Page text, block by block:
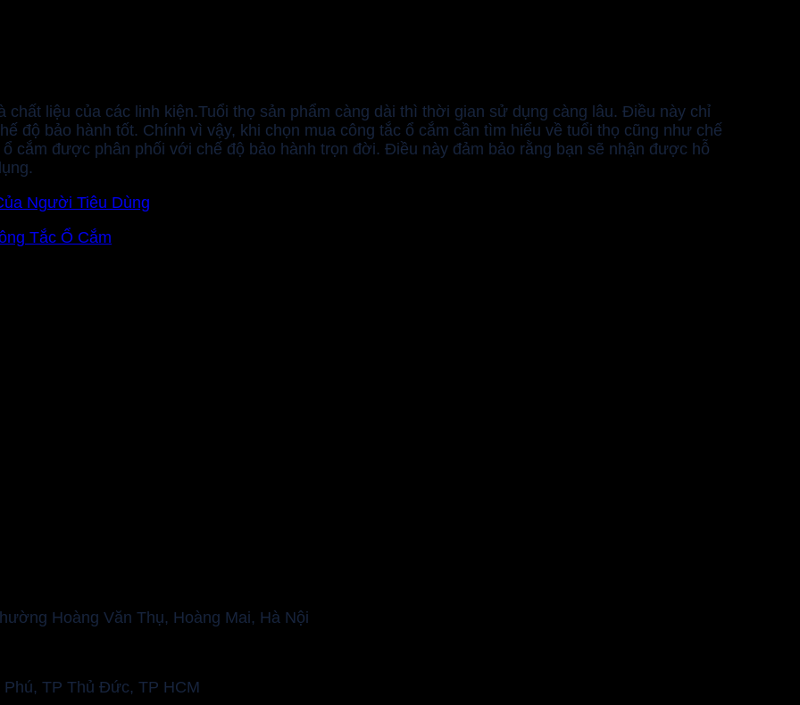
liệu của các linh kiện.Tuổi thọ sản phẩm càng dài thì thời gian sử dụng càng lâu. Điều này chỉ
độ bảo hành tốt. Chính vì vậy, khi chọn mua công tắc ổ cắm cần tìm hiểu về tuổi thọ cũng như chế
cắm được phân phối với chế độ bảo hành trọn đời. Điều này đảm bảo rằng bạn sẽ nhận được hỗ
Người Tiêu Dùng
Tắc Ổ Cắm
Hoàng Văn Thụ, Hoàng Mai, Hà Nội
TP Thủ Đức, TP HCM